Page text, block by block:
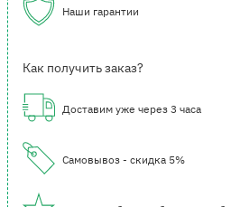
Наши гарантии
Как получить заказ?
Доставим уже через 3 часа
Самовывоз - скидка 5%